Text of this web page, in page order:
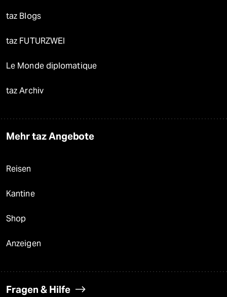
taz Blogs
taz FUTURZWEI
Le Monde diplomatique
taz Archiv
Mehr taz Angebote
Reisen
Kantine
Shop
Anzeigen
Fragen & Hilfe